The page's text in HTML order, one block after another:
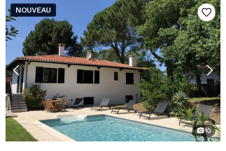
photo_camera10
NOUVEAU